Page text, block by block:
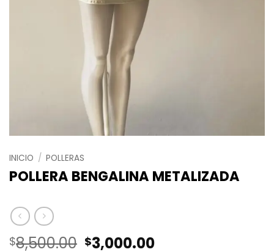
INICIO / POLLERAS
POLLERA BENGALINA METALIZADA
$8,500.00 El
$3,000.00El